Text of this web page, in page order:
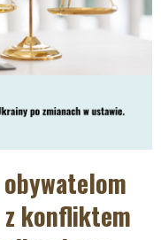
z konfliktem